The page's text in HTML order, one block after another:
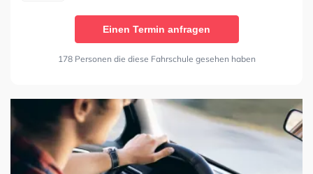
Einen Termin anfragen
178 Personen die diese Fahrschule gesehen haben